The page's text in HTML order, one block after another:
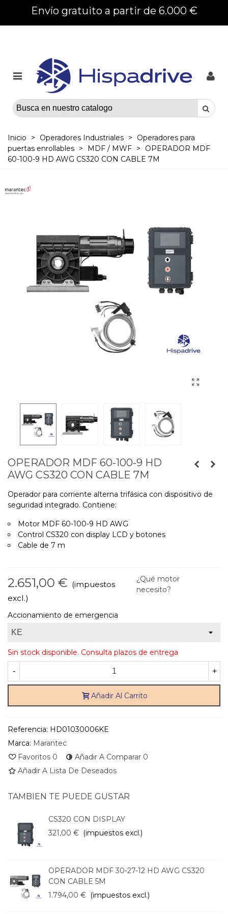
Envío gratuito a partir de 6.000 €
Inicio > Operadores Industriales >
Operadores para
puertas enrollables > MDF / MWF >
OPERADOR MDF
60-100-9 HD AWG CS320 CON CABLE 7M
OPERADOR MDF 60-100-9 HD
AWG CS320 CON CABLE 7M
Operador para corriente alterna trifásica con dispositivo de
seguridad integrado. Contiene:
Motor MDF 60-100-9 HD AWG
Control CS320 con display LCD y botones
Cable de 7 m
2.651,00 € (impuestos
excl.)
¿Qué motor
necesito?
Accionamiento de emergencia
Sin stock disponible. Consulta plazos de entrega
- +
Añadir Al Carrito
Referencia: HD01030006KE
Marca: Marantec
Favoritos 0 Añadir A Comparar 0
Añadir A Lista De Deseados
TAMBIEN TE PUEDE GUSTAR
CS320 CON DISPLAY
321,00 € (impuestos excl.)
OPERADOR MDF 30-27-12 HD AWG CS320
CON CABLE 5M
1.794,00 € (impuestos excl.)